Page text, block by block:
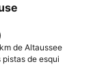
favoritos
de Altaussee
de esqui